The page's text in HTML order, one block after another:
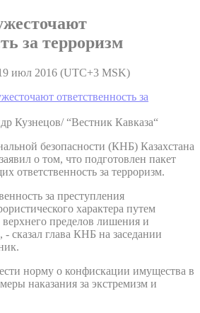
за терроризм
июл 2016 (UTC+3 MSK)
Кузнецов/ “Вестник Кавказа“
безопасности (КНБ) Казахстана
о том, что подготовлен пакет
ответственность за терроризм.
за преступления
характера путем
пределов лишения и
сказал глава КНБ на заседании
норму о конфискации имущества в
наказания за экстремизм и